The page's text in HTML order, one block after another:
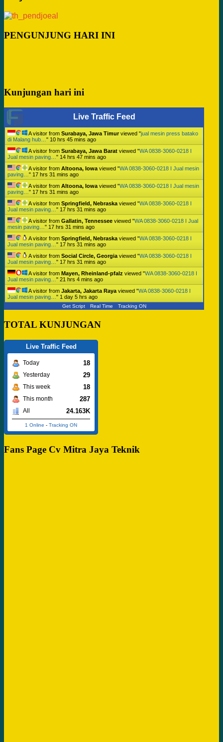
PENGUNJUNG HARI INI
Kunjungan hari ini
Live Traffic Feed
A visitor from Surabaya, Jawa Timurviewed "jual mesin press batako
di Malang hub… " 10 hrs 45 mins ago
A visitor from Surabaya, Jawa Barat viewed "WA 0838-3060-0218 I
Jual mesin paving… " 14 hrs 47 mins ago
A visitor from Altoona, Iowa viewed "WA 0838-3060-0218 I Jual mesin
paving… " 17 hrs 31 mins ago
A visitor from Altoona, Iowa viewed "WA 0838-3060-0218 I Jual mesin
paving… " 17 hrs 31 mins ago
A visitor from Springfield, Nebraska viewed "WA 0838-3060-0218 I
Jual mesin paving… " 17 hrs 31 mins ago
A visitor from Gallatin, Tennessee viewed "WA 0838-3060-0218 I Jual
mesin paving… " 17 hrs 31 mins ago
A visitor from Springfield, Nebraska viewed "WA 0838-3060-0218 I
Jual mesin paving… " 17 hrs 31 mins ago
A visitor from Social Circle, Georgia viewed "WA 0838-3060-0218 I
Jual mesin paving… " 17 hrs 31 mins ago
A visitor from Mayen, Rheinland-pfalz viewed "WA 0838-3060-0218 I
Jual mesin paving… " 21 hrs 4 mins ago
A visitor from Jakarta, Jakarta Raya viewed "WA 0838-3060-0218 I
Jual mesin paving… " 1 day 5 hrs ago
Get Script Real Time Tracking ON
TOTAL KUNJUNGAN
Live Traffic Feed
Today 18
Yesterday 29
This week 18
This month 287
All 24.163K
1 Online - Tracking ON
Fans Page Cv Mitra Jaya Teknik